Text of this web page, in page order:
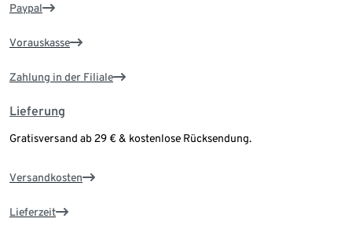
Paypal
Vorauskasse
Zahlung in der Filiale
Lieferung
Gratisversand ab 29 € & kostenlose Rücksendung.
Versandkosten
Lieferzeit